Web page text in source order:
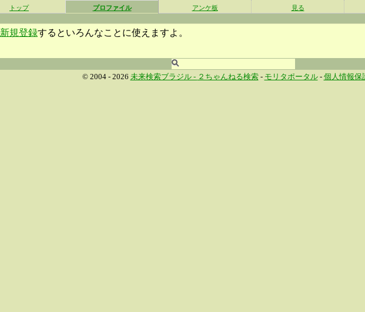
トップ プロファイル アンケ板 見る
新規登録するといろんなことに使えますよ。
© 2004 - 2026 未来検索ブラジル - ２ちゃんねる検索- モリタポータル- 個人情報保